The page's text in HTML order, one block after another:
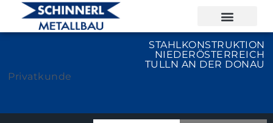
STAHLKONSTRUKTION
NIEDERÖSTERREICH
TULLN AN DER DONAU
Privatkunde